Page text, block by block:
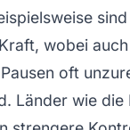
wobei
oft
Länder wie die